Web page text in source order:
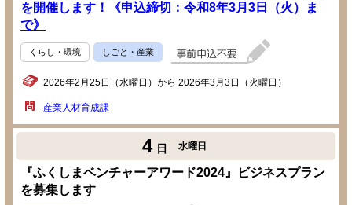
を開催します！《申込締切：令和8年3月3日（火）ま
で》
くらし・環境 しごと・産業
2026年2月25日（水曜日）から 2026年3月3日（火曜日）
産業人材育成課
4 日 水曜日
『ふくしまベンチャーアワード2024』ビジネスプラン
を募集します